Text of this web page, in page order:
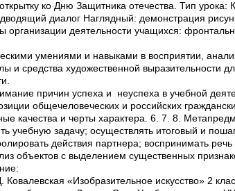
ко Дню Защитника отечества. Тип
диалог Наглядный: демонстрация
организации деятельности учащихся:
умениями и навыками в восприятии,
и средства художественной выразительности
причин успеха и неуспеха в учебной
общечеловеческих и российских
и черты характера. 6. 7. 8.
учебную задачу; осуществлять итоговый и
действия партнера; воспринимать
объектов с выделением существенных
«Изобразительное искусство» 2